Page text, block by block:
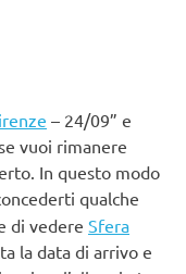
– 24/09” e
vuoi rimanere
In questo modo
qualche
di vedere Sfera
la data di arrivo e